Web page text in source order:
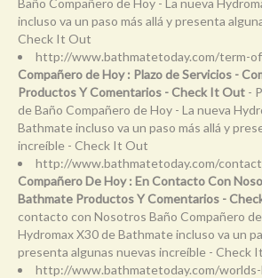
Baño Compañero de Hoy - La nueva
incluso va un paso más allá y presenta
Check It Out
http://www.bathmatetoday.com/term-
Compañero de Hoy : Plazo de Servicios -
Productos Y Comentarios - Check It Out -
de Baño Compañero de Hoy - La nueva
Bathmate incluso va un paso más allá y
increíble - Check It Out
http://www.bathmatetoday.com/
Compañero De Hoy : En Contacto Con
Bathmate Productos Y Comentarios -
contacto con Nosotros Baño Compañero
Hydromax X30 de Bathmate incluso va un
presenta algunas nuevas increíble - Check
http://www.bathmatetoday.com/